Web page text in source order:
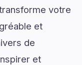
votre
et
de
et